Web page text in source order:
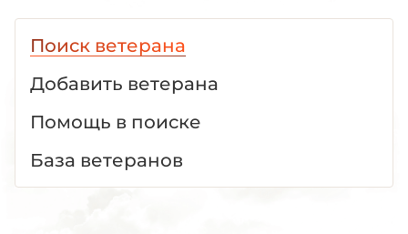
Поиск ветерана
Добавить ветерана
Помощь в поиске
База ветеранов